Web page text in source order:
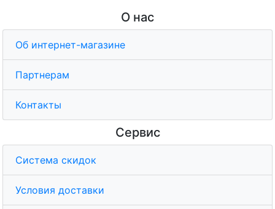
О нас
Об интернет-магазине
Партнерам
Контакты
Сервис
Система скидок
Условия доставки